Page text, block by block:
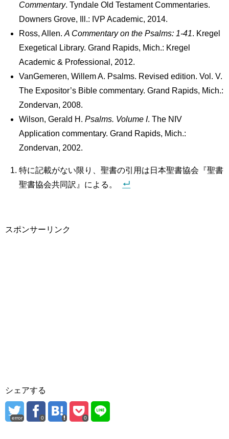
Commentary. Tyndale Old Testament Commentaries.
Downers Grove, Ill.: IVP Academic, 2014.
Ross, Allen.A Commentary on the Psalms: 1-41. Kregel
Exegetical Library. Grand Rapids, Mich.: Kregel
Academic & Professional, 2012.
VanGemeren, Willem A. Psalms. Revised edition. Vol. V.
The Expositor’s Bible commentary. Grand Rapids, Mich.:
Zondervan, 2008.
Wilson, Gerald H.Psalms. Volume I. The NIV
Application commentary. Grand Rapids, Mich.:
Zondervan, 2002.
特に記載がない限り、聖書の引用は日本聖書協会『聖書
聖書協会共同訳』による。
スポンサーリンク
シェアする
error 0 0